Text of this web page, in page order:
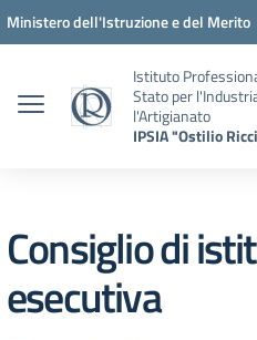
Vai ai contenuti
Vai al menu di navigazione
Vai al footer
Ministero dell'Istruzione e del Merito
Istituto
Stato per
l'Artigianato
IPSIA "Ostilio
Consiglio di
esecutiva